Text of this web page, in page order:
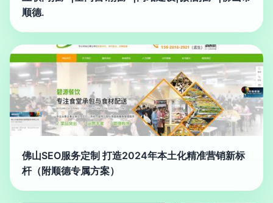
顺德.
佛山SEO服务定制 打造2024年本土化精准营销新标
杆（附顺德专属方案）